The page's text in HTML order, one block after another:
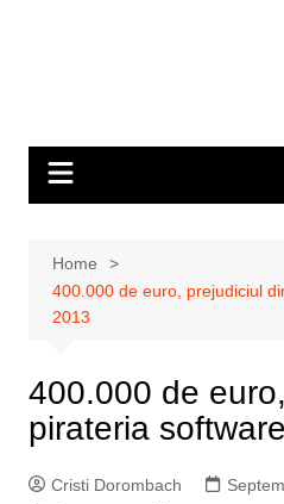
Home
400.000 de euro, prejudiciul
2013
400.000 de
pirateria
Cristi Dorombach